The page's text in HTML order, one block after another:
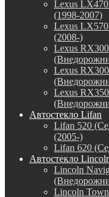
Lexus
(1998-2007)
Lexus
(2008-)
Lexus
Lexus
Lexus
Автостекло Lifan
Lifan 520
(2005-)
Lifan 620
Автостекло
Lincoln
Lincoln